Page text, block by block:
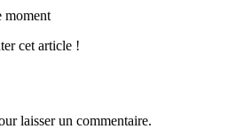
moment
cet article !
laisser un commentaire.